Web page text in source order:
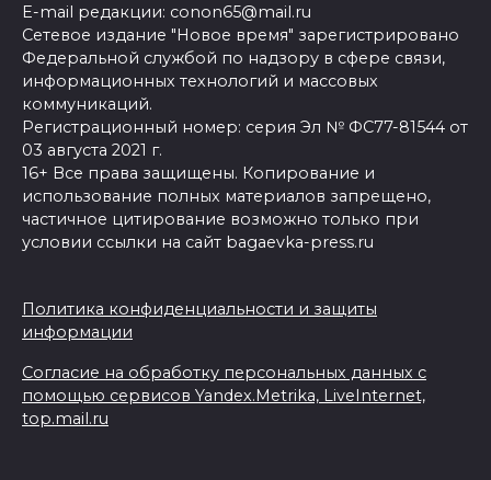
E-mail редакции: conon65@mail.ru
Сетевое издание "Новое время" зарегистрировано
Федеральной службой по надзору в сфере связи,
информационных технологий и массовых
коммуникаций.
Регистрационный номер: серия Эл № ФС77-81544 от
03 августа 2021 г.
16+ Все права защищены. Копирование и
использование полных материалов запрещено,
частичное цитирование возможно только при
условии ссылки на сайт bagaevka-press.ru
Политика конфиденциальности и защиты
информации
Согласие на обработку персональных данных с
помощью сервисов Yandex.Metrika, LiveInternet,
top.mail.ru